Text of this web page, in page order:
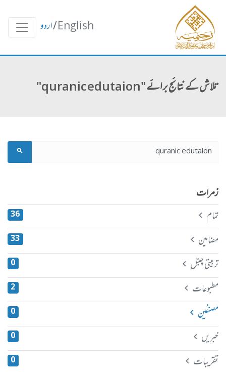
English
/اردو
تلاش کے نتائج برائے "quranic edutaion"
زمرات
تمام 36
مضامین 33
تربیتی چینل 0
مطبوعات 2
مصنفین 0
خبریں 0
تقریبات 0